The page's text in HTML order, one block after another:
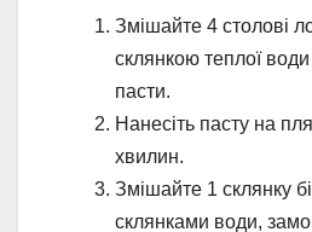
Змішайте 4 столові
склянкою теплої
пасти.
Нанесіть пасту на
хвилин.
Змішайте 1 склянку
склянками води,